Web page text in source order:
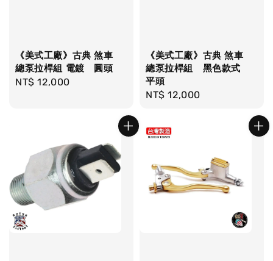
《美式工廠》古典 煞車
總泵拉桿組 電鍍 圓頭
Regular
NT$ 12,000
《美式工廠》古典 煞車
總泵拉桿組 黑色款式
平頭
Regular
NT$ 12,000